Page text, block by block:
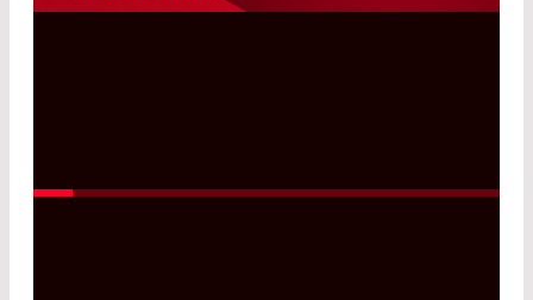
Lunettes de Protection Laser